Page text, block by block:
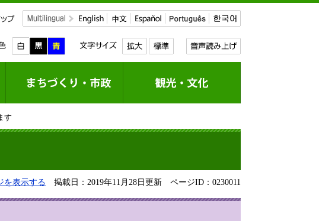
す
を表示する 掲載日：2019年11月28日更新 ページID：0230011